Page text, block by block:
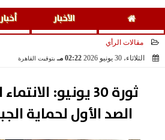
الأخبار
مقالات الرأي
الثلاثاء، 30 يونيو 2026
02:22 مـ بتوقيت القاهرة
ثورة 30 يونيو:
الصد الأول لحماية